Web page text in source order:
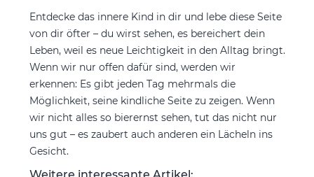
Entdecke das innere Kind in dir und lebe diese Seite
von dir öfter – du wirst sehen, es bereichert dein
Leben, weil es neue Leichtigkeit in den Alltag bringt.
Wenn wir nur offen dafür sind, werden wir
erkennen: Es gibt jeden Tag mehrmals die
Möglichkeit, seine kindliche Seite zu zeigen. Wenn
wir nicht alles so bierernst sehen, tut das nicht nur
uns gut – es zaubert auch anderen ein Lächeln ins
Gesicht.
Weitere interessante Artikel: